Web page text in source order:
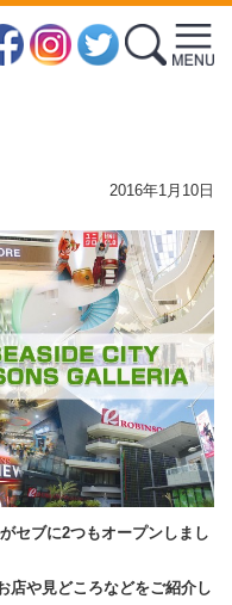
2016年1月10日
セブに2つもオープンしまし
店や見どころなどをご紹介し